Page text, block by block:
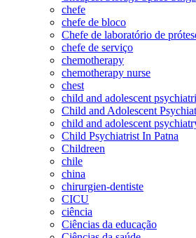
chefe
chefe de bloco
Chefe de laboratório de
chefe de serviço
chemotherapy
chemotherapy nurse
chest
child and adolescent
Child and Adolescent
child and adolescent
Child Psychiatrist In Patna
Childreen
chile
china
chirurgien-dentiste
CICU
ciência
Ciências da educação